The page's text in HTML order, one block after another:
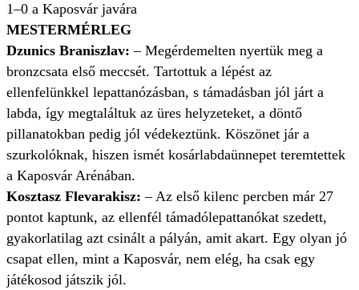
1–0 a Kaposvár javára
MESTERMÉRLEG
Dzunics Braniszlav: – Megérdemelten nyertük meg a
bronzcsata első meccsét. Tartottuk a lépést az
ellenfelünkkel lepattanózásban, s támadásban jól járt a
labda, így megtaláltuk az üres helyzeteket, a döntő
pillanatokban pedig jól védekeztünk. Köszönet jár a
szurkolóknak, hiszen ismét kosárlabdaünnepet teremtettek
a Kaposvár Arénában.
Kosztasz Flevarakisz: – Az első kilenc percben már 27
pontot kaptunk, az ellenfél támadólepattanókat szedett,
gyakorlatilag azt csinált a pályán, amit akart. Egy olyan jó
csapat ellen, mint a Kaposvár, nem elég, ha csak egy
játékosod játszik jól.